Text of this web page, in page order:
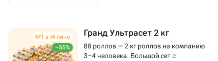
–55%
№1 в Иглино Гранд Ультрасет 2 кг
88 роллов — 2 кг роллов на компанию
3–4 человека. Большой сет с